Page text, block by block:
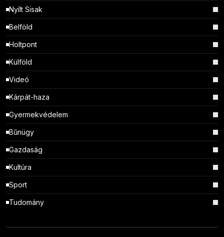
Nyílt Sisak
Belföld
Holtpont
Külföld
Videó
Kárpát-haza
Gyermekvédelem
Bűnügy
Gazdaság
Kultúra
Sport
Tudomány